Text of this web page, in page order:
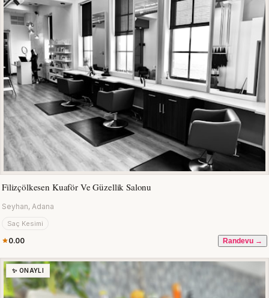
Filizçölkesen Kuaför Ve Güzellik Salonu
Seyhan, Adana
Saç Kesimi
0.00 Randevu →
✨ ONAYLI